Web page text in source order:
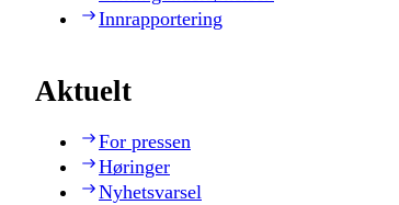
Innrapportering
Aktuelt
For pressen
Høringer
Nyhetsvarsel